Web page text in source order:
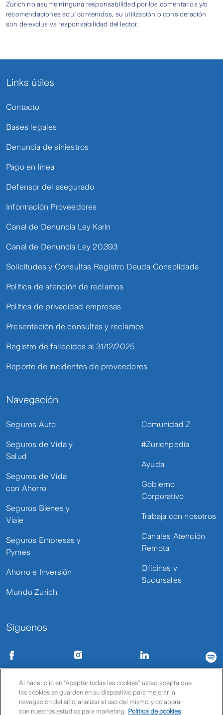
Zurich no asume ninguna responsabilidad por los comentarios y/o
recomendaciones aquí contenidos, su utilización o consideración
son de exclusiva responsabilidad del lector.
Links útiles
Contacto
Bases legales
Denuncia de siniestros
Pago en línea
Defensor del asegurado
Información Proveedores
Canal de Denuncia Ley Karin
Canal de Denuncia Ley 20.393
Solicitudes y Consultas Registro Deuda Consolidada
Política de atención de reclamos
Política de privacidad empresas
Presentación de consultas y reclamos
Registro de fallecidos al 31/12/2025
Reporte de incidentes de proveedores
Navegación
Seguros Auto
Seguros de Vida y
Salud
Seguros de Vida
con Ahorro
Seguros Bienes y
Viaje
Seguros Empresas y
Pymes
Ahorro e Inversión
Mundo Zurich
Comunidad Z
#Zurichpedia
Ayuda
Gobierno
Corporativo
Trabaja con nosotros
Canales Atención
Remota
Oficinas y
Sucursales
Síguenos
Condiciones de uso Políticas de privacidad Política de cookies
© Zurich
Al hacer clic en “Aceptar todas las cookies”, usted acepta que
las cookies se guarden en su dispositivo para mejorar la
navegación del sitio, analizar el uso del mismo, y colaborar
con nuestros estudios para marketing. Política de cookies